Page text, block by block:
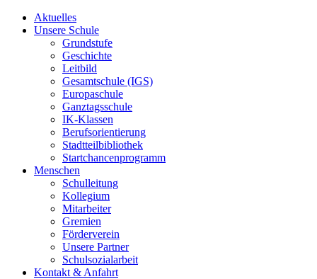
Aktuelles
Unsere Schule
Grundstufe
Geschichte
Leitbild
Gesamtschule (IGS)
Europaschule
Ganztagsschule
IK-Klassen
Berufsorientierung
Stadtteilbibliothek
Startchancenprogramm
Menschen
Schulleitung
Kollegium
Mitarbeiter
Gremien
Förderverein
Unsere Partner
Schulsozialarbeit
Kontakt & Anfahrt